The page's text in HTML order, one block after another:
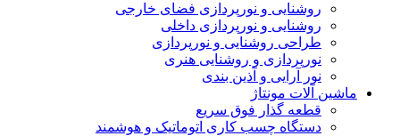
روشنایی و نورپردازی فضای خارجی
روشنایی و نورپردازی داخلی
طراحی روشنایی و نورپردازی
نورپردازی و روشنایی هنری
نور آرایی و آذین بندی
ماشین آلات مونتاژ
قطعه گذار فوق سریع
دستگاه چسب کاری اتوماتیک و هوشمند